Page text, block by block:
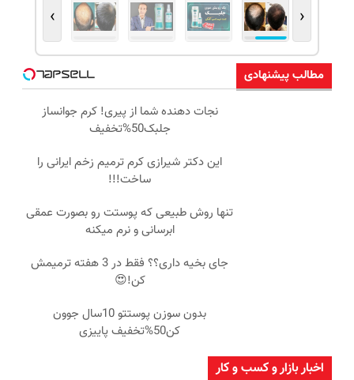
‹
›
مطالب پیشنهادی
نجات دهنده شما از پیری! کرم جوانساز
جلبک50%تخفیف
این دکتر شیرازی کرم ترمیم زخم ایرانی را
ساخت!!!
تنها روش طبیعی که پوستت رو بصورت عمقی
ابرسانی و نرم میکنه
جای بخیه داری؟؟ فقط در 3 هفته ترمیمش
کن!😍
بدون سوزن پوستتو 10سال جوون
کن50%تخفیف پاییزی
اخبار بازار و کسب و کار